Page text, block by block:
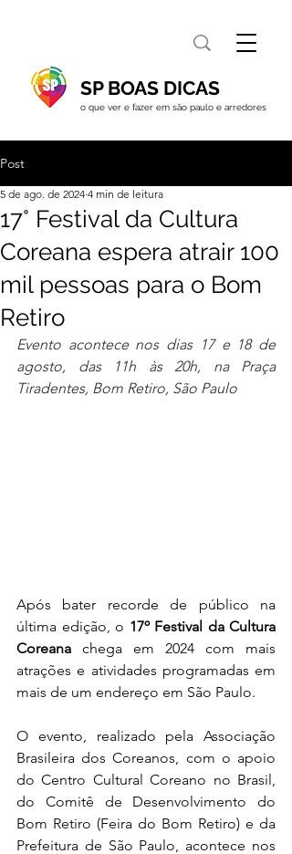
SP BOAS DICAS
o que ver e fazer em são paulo e arredores
Post
17° Festival da Cultura
Coreana espera atrair 100
mil pessoas para o Bom
Retiro
5 de ago. de 2024 4 min de leitura
Evento acontece nos dias 17 e 18 de
agosto, das 11h às 20h, na Praça
Tiradentes, Bom Retiro, São Paulo
Após bater recorde de público na
última edição, o 17º Festival da Cultura
Coreana chega em 2024 com mais
atrações e atividades programadas em
mais de um endereço em São Paulo.
O evento, realizado pela Associação
Brasileira dos Coreanos, com o apoio
do Centro Cultural Coreano no Brasil,
do Comitê de Desenvolvimento do
Bom Retiro (Feira do Bom Retiro) e da
Prefeitura de São Paulo, acontece nos